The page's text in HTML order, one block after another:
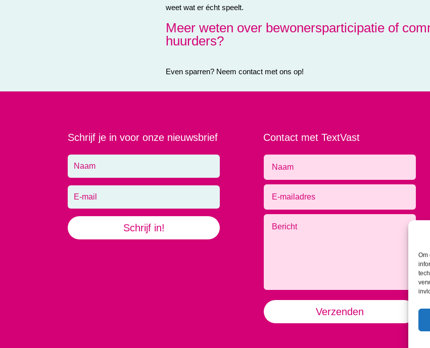
Om
weet wat er écht speelt.
Meer weten over bewonersparticipatie of
huurders?
Even sparren? Neem contact met ons op!
Schrijf je in voor onze nieuwsbrief
Schrijf in!
Contact met TextVast
Verzenden
Alternative: